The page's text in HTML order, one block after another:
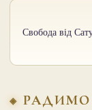
Свобода від
РАДИМО